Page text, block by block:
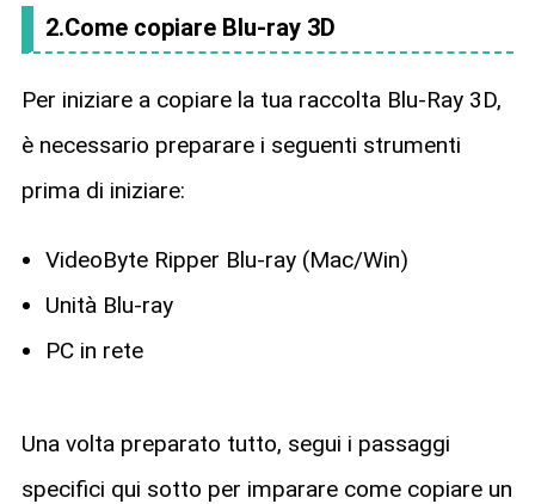
2.Come copiare Blu-ray 3D
Per iniziare a copiare la tua raccolta Blu-Ray 3D,
è necessario preparare i seguenti strumenti
prima di iniziare:
VideoByte Ripper Blu-ray (Mac/Win)
Unità Blu-ray
PC in rete
Una volta preparato tutto, segui i passaggi
specifici qui sotto per imparare come copiare un